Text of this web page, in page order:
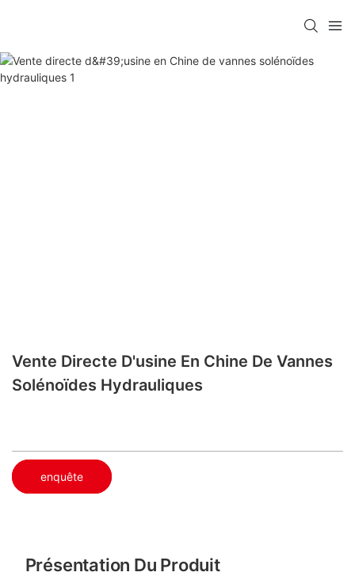
Vente Directe D'usine En Chine De Vannes
Solénoïdes Hydrauliques
enquête
Présentation Du Produit